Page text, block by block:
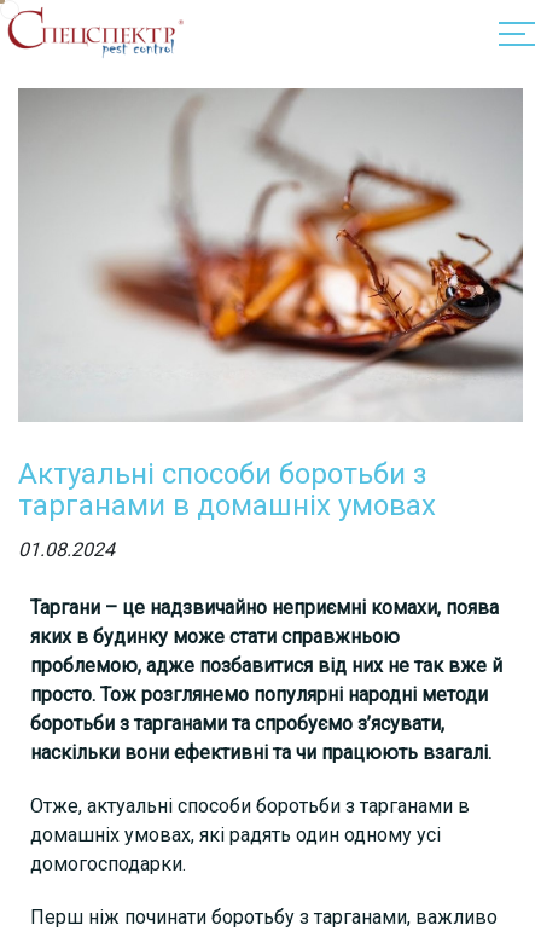
Актуальні способи боротьби з
тарганами в домашніх умовах
01.08.2024
Таргани – це надзвичайно неприємні комахи, поява
яких в будинку може стати справжньою
проблемою, адже позбавитися вiд них не так вже й
просто. Тож розглянемо популярні народні методи
боротьби з тарганами та спробуємо з’ясувати,
наскільки вони ефективні та чи працюють взагалі.
Отже, актуальні способи боротьби з тарганами в
домашніх умовах, які радять один одному усі
домогосподарки.
Перш ніж починати боротьбу з тарганами, важливо